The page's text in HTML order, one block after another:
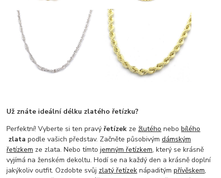
Už znáte ideální délku zlatého řetízku?
Perfektní! Vyberte si ten pravý řetízek zežlutého nebobílého
zlata podle vašich představ. Začněte působivýmdámským
řetízkem ze zlata. Nebo tímtojemným řetízkem, který se krásně
vyjímá na ženském dekoltu. Hodí se na každý den a krásně doplní
jakýkoliv outfit. Ozdobte svůj zlatý řetízek nápaditýmpřívěskem,